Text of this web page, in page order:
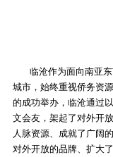
临沧作为面向南亚东
城市，始终重视侨务资
的成功举办，临沧通过
文会友，架起了对外开
人脉资源、成就了广阔
对外开放的品牌、扩大